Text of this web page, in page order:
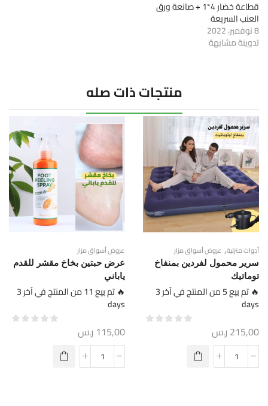
قطاعة خضار 4*1 + صانعة ورق
العنب السريعة
8 نوفمبر، 2022
تدوينة مشابهة
منتجات ذات صله
أدوات منزلية, عروض أسواق مزار
سرير محمول لفردين بمنفاخ
توماتيك
🔥 تم بيع 5 من المنتج في آخر 3
days
215,00 ر.س
عروض أسواق مزار
عرض حبتين بخاخ مقشر للقدم
ياباني
🔥 تم بيع 11 من المنتج في آخر 3
days
115,00 ر.س